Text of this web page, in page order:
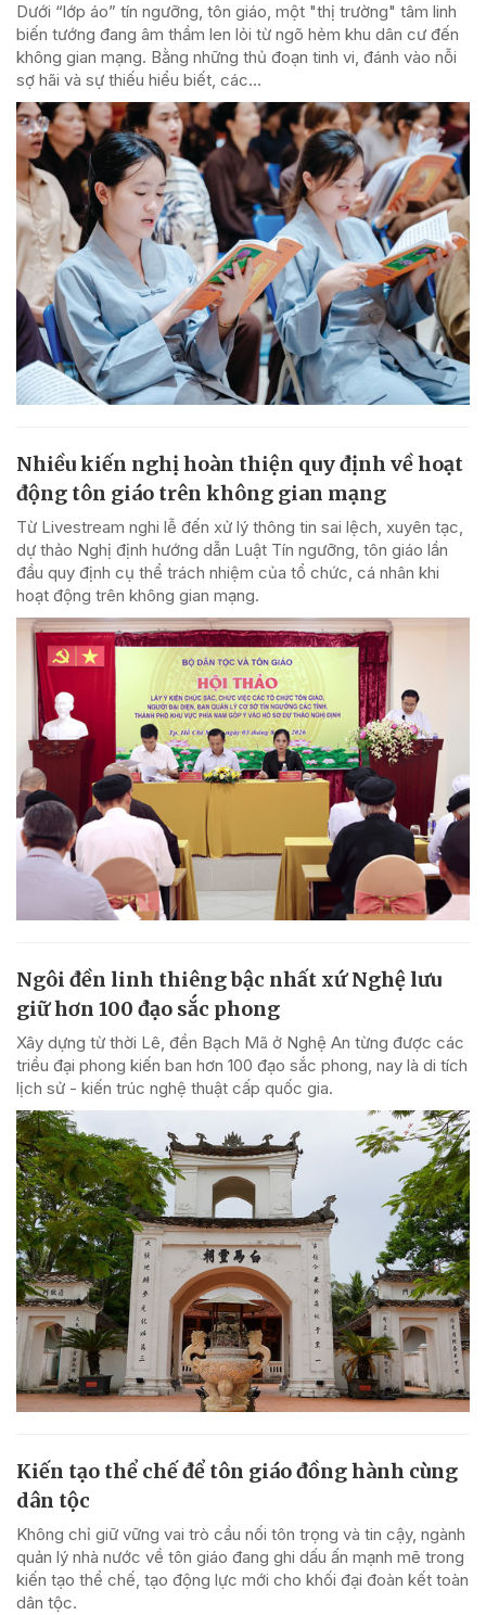
Dưới “lớp áo” tín ngưỡng, tôn giáo, một "thị trường" tâm linh
biến tướng đang âm thầm len lỏi từ ngõ hẻm khu dân cư đến
không gian mạng. Bằng những thủ đoạn tinh vi, đánh vào nỗi
sợ hãi và sự thiếu hiểu biết, các...
Nhiều kiến nghị hoàn thiện quy định về hoạt
động tôn giáo trên không gian mạng
Từ Livestream nghi lễ đến xử lý thông tin sai lệch, xuyên tạc,
dự thảo Nghị định hướng dẫn Luật Tín ngưỡng, tôn giáo lần
đầu quy định cụ thể trách nhiệm của tổ chức, cá nhân khi
hoạt động trên không gian mạng.
Ngôi đền linh thiêng bậc nhất xứ Nghệ lưu
giữ hơn 100 đạo sắc phong
Xây dựng từ thời Lê, đền Bạch Mã ở Nghệ An từng được các
triều đại phong kiến ban hơn 100 đạo sắc phong, nay là di tích
lịch sử - kiến trúc nghệ thuật cấp quốc gia.
Kiến tạo thể chế để tôn giáo đồng hành cùng
dân tộc
Không chỉ giữ vững vai trò cầu nối tôn trọng và tin cậy, ngành
quản lý nhà nước về tôn giáo đang ghi dấu ấn mạnh mẽ trong
kiến tạo thể chế, tạo động lực mới cho khối đại đoàn kết toàn
dân tộc.